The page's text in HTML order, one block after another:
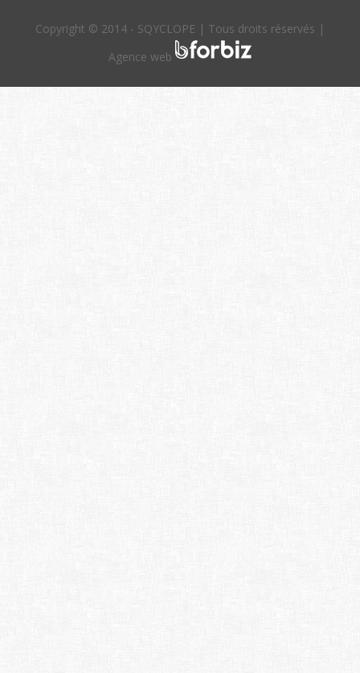
Copyright © 2014 - SQYCLOPE | Tous droits réservés |
Agence web